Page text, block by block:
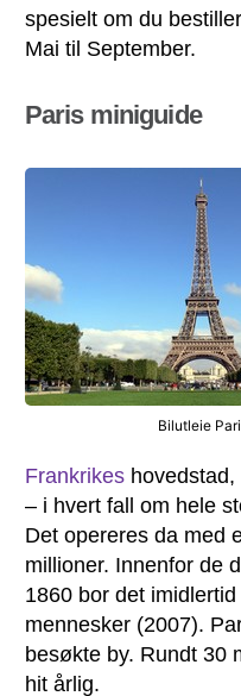
spesielt om du
Mai til September.
Paris miniguide
Bilutleie
Frankrikes
– i hvert fall om hele
Det opereres da med
millioner. Innenfor de
1860 bor det
mennesker (2007).
besøkte by. Rundt 30
hit årlig.